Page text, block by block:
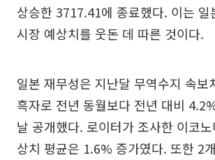
상승한 3717.41에 종료했다. 이는 일
시장 예상치를 웃돈 데 따른 것이다.
일본 재무성은 지난달 무역수지 속보
흑자로 전년 동월보다 전년 대비
날 공개했다. 로이터가 조사한 이코
상치 평균은 1.6% 증가였다. 또한 2